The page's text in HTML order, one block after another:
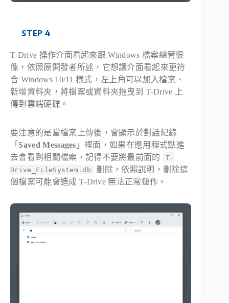
STEP 4
T-Drive 操作介面看起來跟 Windows 檔案總管很
像，依照原開發者所述，它想讓介面看起來更符
合 Windows 10/11 樣式，左上角可以加入檔案、
新增資料夾，將檔案或資料夾拖曳到 T-Drive 上
傳到雲端硬碟。
要注意的是當檔案上傳後，會顯示於對話紀錄
「 Saved Messages 」裡面，如果在應用程式點進
去會看到相關檔案，記得不要將最前面的
T-
Drive_FileSystem.db
刪除，依照說明，刪除這
個檔案可能會造成 T-Drive 無法正常運作。